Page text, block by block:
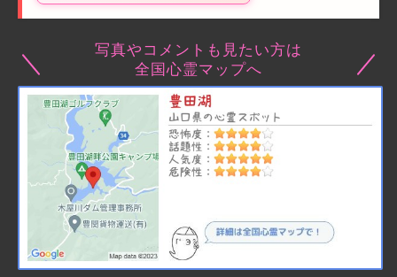
写真やコメントも見たい方は
全国心霊マップへ